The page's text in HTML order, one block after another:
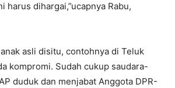
harus dihargai,”ucapnya Rabu,
asli disitu, contohnya di Teluk
kompromi. Sudah cukup saudara-
duduk dan menjabat Anggota DPR-